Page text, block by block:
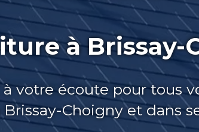
à Brissay-
votre écoute pour tous
Choigny et dans